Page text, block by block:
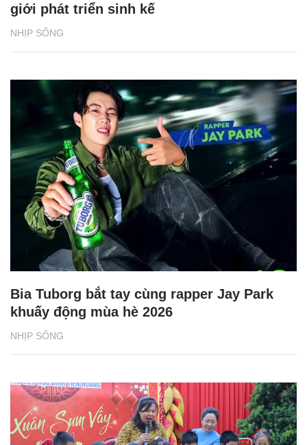
NHỊP SỐNG
giới phát triển sinh kế
NHỊP SỐNG
Bia Tuborg bắt tay cùng rapper Jay Park
khuấy động mùa hè 2026